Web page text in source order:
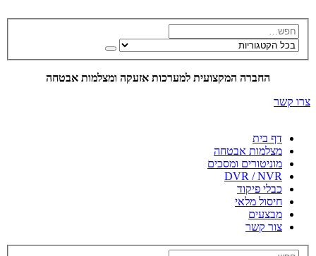
החברה המקצועית למערכות אזעקה ומצלמות אבטחה
צרו קשר
דף בית
מצלמות אבטחה
מוניטורים ומסכים
DVR / NVR
כבלי פיקוד
חיסול מלאי
מבצעים
צור קשר